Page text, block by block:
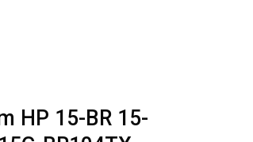
HP 15-BR 15-